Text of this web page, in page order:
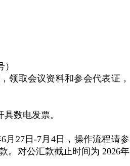
）
领取会议资料和参会代表证，
数电发票。
6月 27日-7月 4日，操作流程请参
。对公汇款截止时间为 2026年